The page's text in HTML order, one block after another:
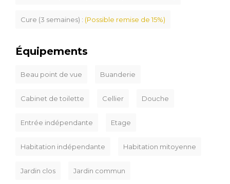
Cure (3 semaines) : (Possible remise de 15%)
Équipements
Beau point de vue Buanderie
Cabinet de toilette Cellier Douche
Entrée indépendante Etage
Habitation indépendante Habitation mitoyenne
Jardin clos Jardin commun